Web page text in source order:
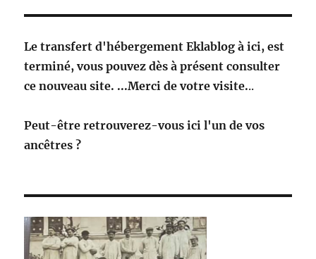
Le transfert d'hébergement Eklablog à ici, est
terminé, vous pouvez dès à présent consulter
ce nouveau site. ...Merci de votre visite...
Peut-être retrouverez-vous ici l'un de vos
ancêtres ?